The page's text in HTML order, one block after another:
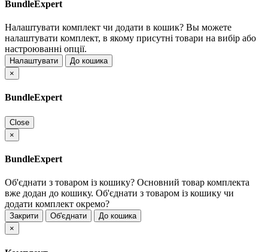
BundleExpert
Налаштувати комплект чи додати в кошик? Вы можете
налаштувати комплект, в якому присутні товари на вибір або
настроюванні опції.
Налаштувати
До кошика
×
BundleExpert
Close
×
BundleExpert
Об'єднати з товаром із кошику? Основний товар комплекта
вже додан до кошику. Об'єднати з товаром із кошику чи
додати комплект окремо?
Закрити Об'єднати
До кошика
×